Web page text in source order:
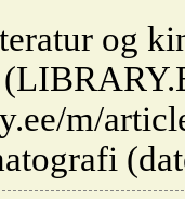
og
m/